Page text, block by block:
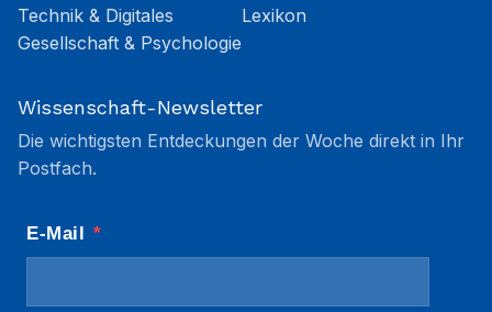
Technik & Digitales
Gesellschaft & Psychologie
Lexikon
Wissenschaft-Newsletter
Die wichtigsten Entdeckungen der Woche direkt in Ihr
Postfach.